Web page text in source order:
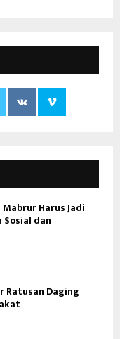
Harus Jadi
Sosial dan
Ratusan Daging